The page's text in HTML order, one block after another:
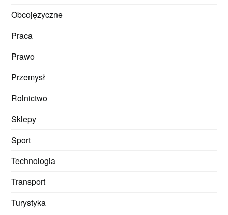
Obcojęzyczne
Praca
Prawo
Przemysł
Rolnictwo
Sklepy
Sport
Technologia
Transport
Turystyka